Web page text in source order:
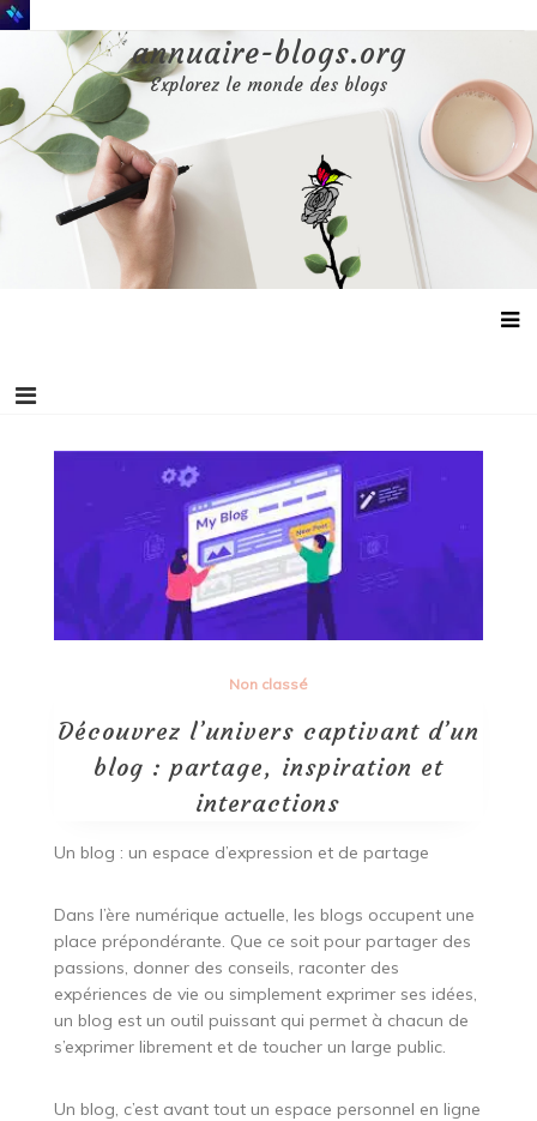
Aller
au
annuaire-blogs.org
Explorez le monde des blogs
Non classé
Découvrez l’univers captivant d’un
blog : partage, inspiration et
interactions
Un blog : un espace d’expression et de partage
Dans l’ère numérique actuelle, les blogs occupent une
place prépondérante. Que ce soit pour partager des
passions, donner des conseils, raconter des
expériences de vie ou simplement exprimer ses idées,
un blog est un outil puissant qui permet à chacun de
s’exprimer librement et de toucher un large public.
Un blog, c’est avant tout un espace personnel en ligne